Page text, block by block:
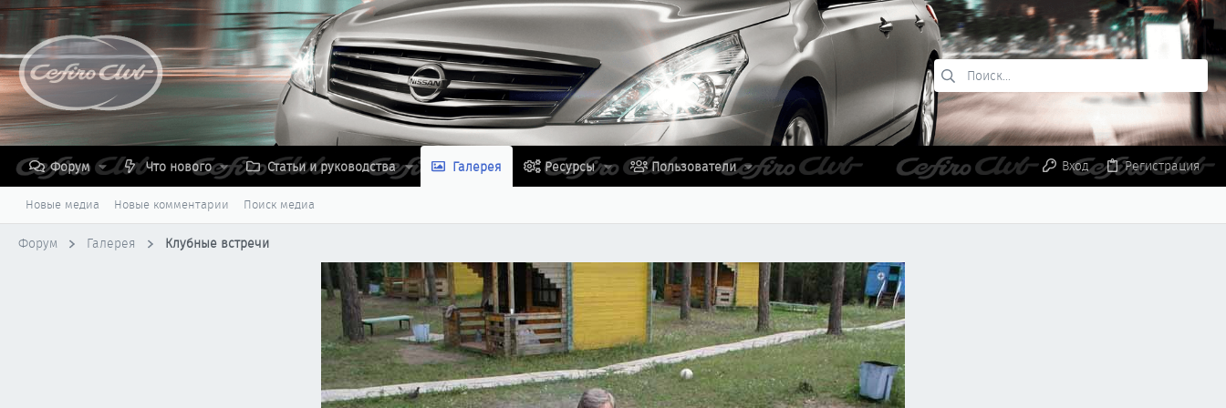
Форум Что нового Статьи и руководства Галерея Ресурсы Пользователи Вход Регистрация
Новые медиа Новые комментарии Поиск медиа
Форум Галерея Клубные встречи